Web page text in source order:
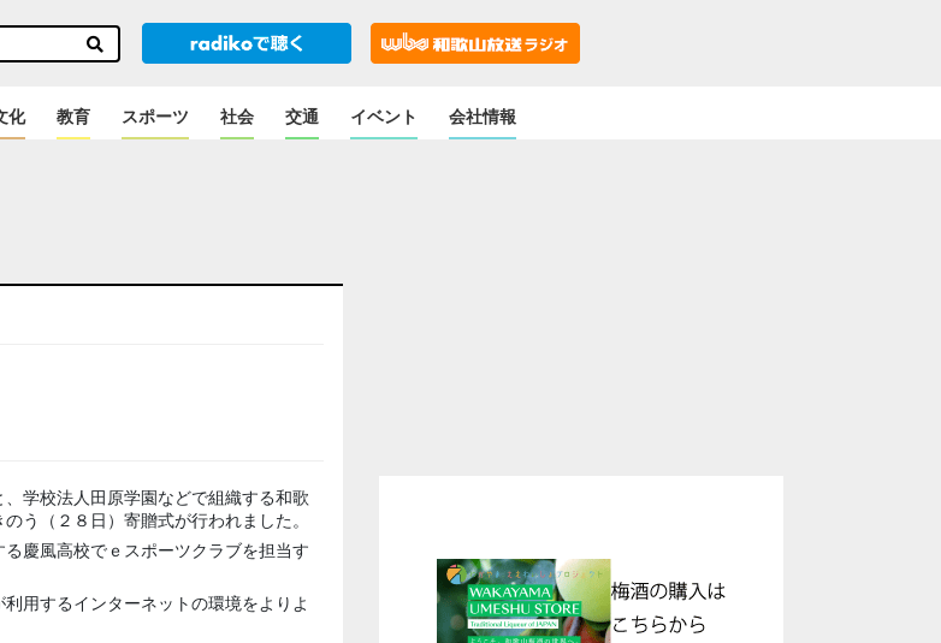
化 教育 スポーツ 社会 交通 イベント 会社情報
学校法人田原学園などで組織する和歌
う（２８日）寄贈式が行われました。
慶風高校でｅスポーツクラブを担当す
用するインターネットの環境をよりよ